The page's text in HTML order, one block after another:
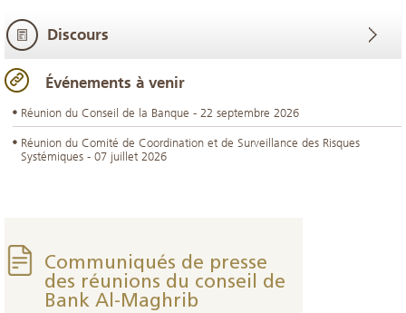
Discours
Événements à venir
Réunion du Conseil de la Banque - 22 septembre 2026
Réunion du Comité de Coordination et de Surveillance des Risques
Systémiques - 07 juillet 2026
Communiqués de presse
des réunions du conseil de
Bank Al-Maghrib